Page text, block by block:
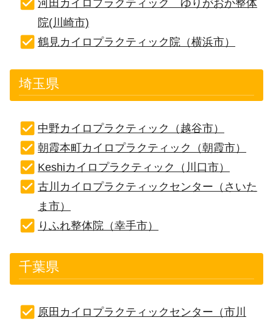
河田カイロプラクティック ゆりがおか整体
院(川崎市)
鶴見カイロプラクティック院（横浜市）
埼玉県
中野カイロプラクティック（越谷市）
朝霞本町カイロプラクティック（朝霞市）
Keshiカイロプラクティック（川口市）
古川カイロプラクティックセンター（さいた
ま市）
りふれ整体院（幸手市）
千葉県
原田カイロプラクティックセンター（市川